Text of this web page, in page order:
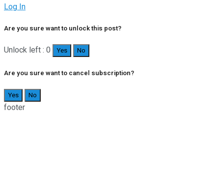
Log In
Are you sure want to unlock this post?
Unlock left : 0 Yes No
Are you sure want to cancel subscription?
Yes No
footer